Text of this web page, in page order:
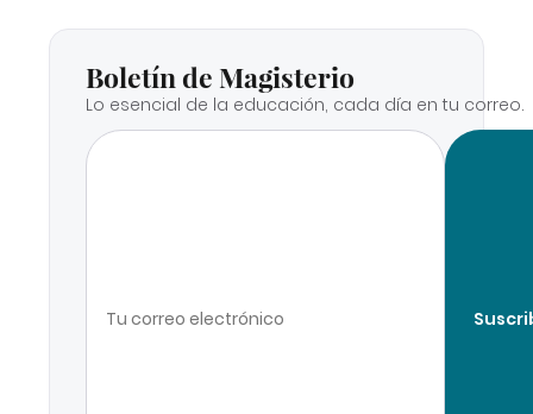
Boletín de Magisterio
Lo esencial de la educación, cada día en tu correo.